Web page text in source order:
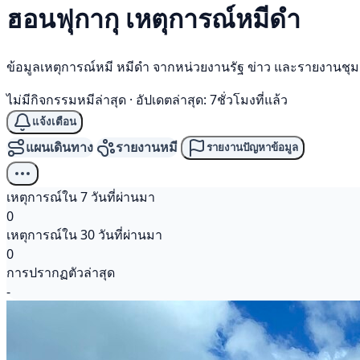
ฮอนฟุกากุ เหตุการณ์หมีดำ
ข้อมูลเหตุการณ์หมี หมีดำ จากหน่วยงานรัฐ ข่าว และรายงานชุ
ไม่มีกิจกรรมหมีล่าสุด · อัปเดตล่าสุด: 7ชั่วโมงที่แล้ว
แจ้งเตือน
แผนเดินทาง รายงานหมี รายงานปัญหาข้อมูล
เหตุการณ์ใน 7 วันที่ผ่านมา
0
เหตุการณ์ใน 30 วันที่ผ่านมา
0
การปรากฏตัวล่าสุด
-